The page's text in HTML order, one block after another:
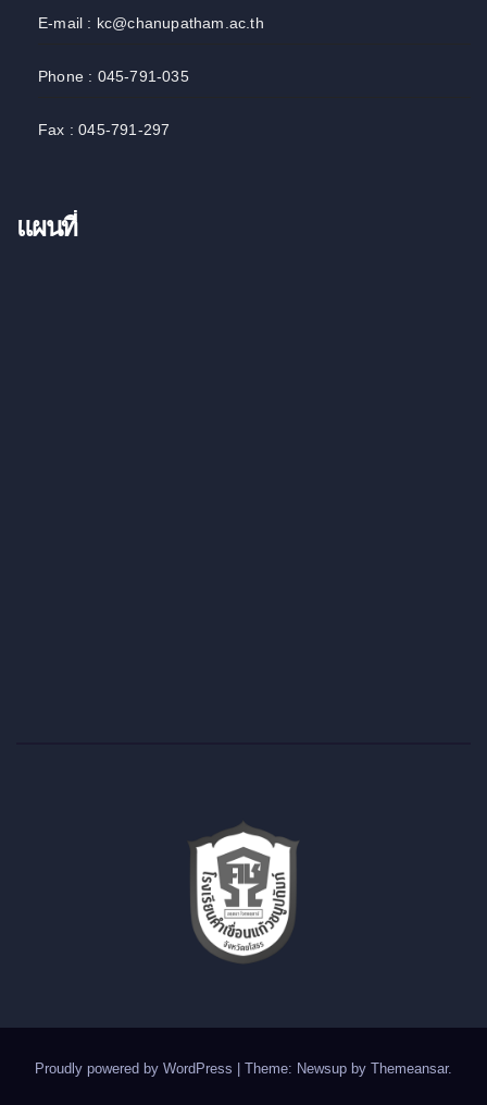
E-mail : kc@chanupatham.ac.th
Phone : 045-791-035
Fax : 045-791-297
แผนที่
Proudly powered by WordPress | Theme: Newsup by Themeansar.